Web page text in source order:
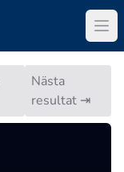
Nästa
resultat ⇥